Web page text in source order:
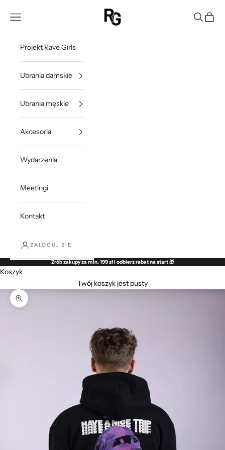
Rave Girls Poland
Otwórz menu nawigacji Otwórz
Projekt Rave Girls
Ubrania damskie
Ubrania męskie
Akcesoria
Wydarzenia
Meetingi
Kontakt
ZALOGUJ SIĘ
Zrób zakupy za min. 199 zł i odbierz rabat na start 🎁
Koszyk
Twój koszyk jest pusty
Przybliż